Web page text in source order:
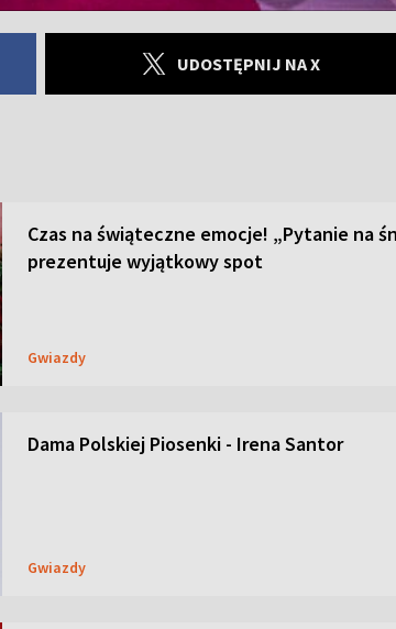
UDOSTĘPNIJ NA X
Czas na świąteczne emocje! „Pytanie na
prezentuje wyjątkowy spot
Gwiazdy
Dama Polskiej Piosenki - Irena Santor
Gwiazdy